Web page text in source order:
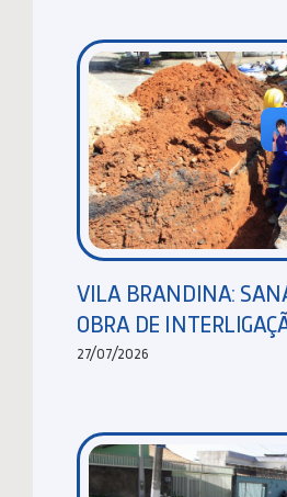
VILA BRANDINA:
OBRA DE
27/07/2026